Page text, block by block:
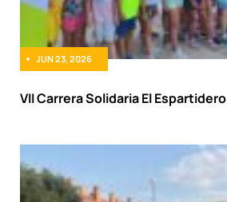
JUN 23, 2026
VII Carrera Solidaria El Espartidero